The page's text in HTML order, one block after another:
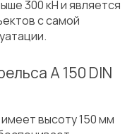
300 кН и является
с самой
A 150 DIN
высоту 150 мм